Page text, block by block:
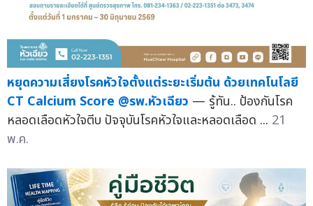
หยุดความเสี่ยงโรคหัวใจตั้งแต่ระยะเริ่มต้น ด้วยเทคโนโลยี
CT Calcium Score @รพ.หัวเฉียว — รู้ทัน.. ป้องกันโรค
หลอดเลือดหัวใจตีบ ปัจจุบันโรคหัวใจและหลอดเลือด ... 21
พ.ค.